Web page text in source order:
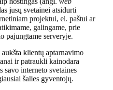
jūsų svetainei atsidurti
projektui, el. paštui ar
galingame, prie
pajungtame serveryje.
klientų aptarnavimo
ir patraukli kainodara
savo interneto svetaines
šalies gyventojų.